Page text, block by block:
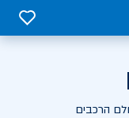
0
הרכבים